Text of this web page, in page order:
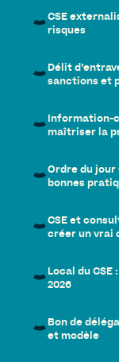
CSE
risques
Délit
sanctions et
Information-
maîtriser la
Ordre du jour
bonnes
CSE et
créer un vrai
Local du
2026
Bon de
et modèle